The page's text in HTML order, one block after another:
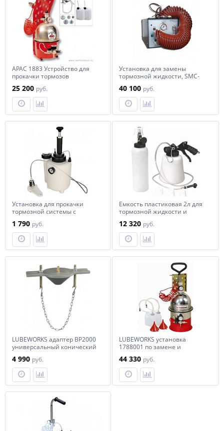
APAC 1883 Устройство для
прокачки тормозов
25 200 руб.
Установка для замены
тормозной жидкости, SMC-
40 100 руб.
Установка для прокачки
тормозной системы с
1 790 руб.
Емкость пластиковая 2л для
тормозной жидкости и
тормозов Forsage F-9T3608A
12 320 руб.
LUBEWORKS адаптер BP2000
универсальный конический
1788001
4 990 руб.
LUBEWORKS установка
1788001 по замене и
жидкости и сцепления, с
набором адаптеров
44 330 руб.